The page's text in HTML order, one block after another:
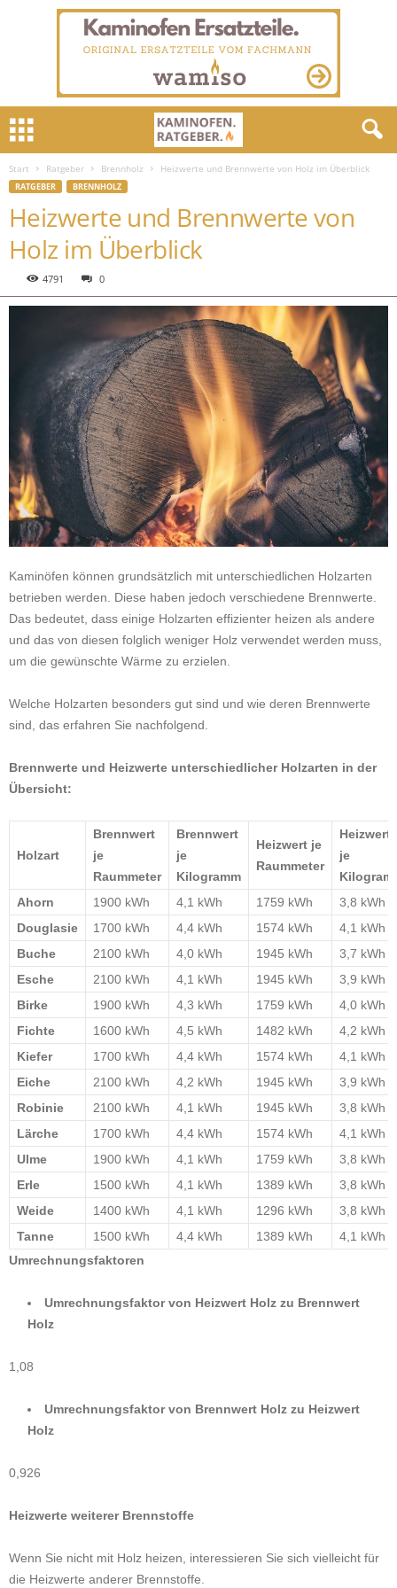
Start Ratgeber Brennholz Heizwerte und Brennwerte von Holz im Überblick
RATGEBER BRENNHOLZ
Heizwerte und Brennwerte von
Holz im Überblick
4791 0
Kaminöfen können grundsätzlich mit unterschiedlichen Holzarten
betrieben werden. Diese haben jedoch verschiedene Brennwerte.
Das bedeutet, dass einige Holzarten effizienter heizen als andere
und das von diesen folglich weniger Holz verwendet werden muss,
um die gewünschte Wärme zu erzielen.
Welche Holzarten besonders gut sind und wie deren Brennwerte
sind, das erfahren Sie nachfolgend.
Brennwerte und Heizwerte unterschiedlicher Holzarten in der
Übersicht:
Holzart
Brennwert
je
Raummeter
Brennwert
je
Kilogramm
Heizwert je
Raummeter
Heizwert
je
Ahorn
1900 kWh 4,1 kWh 1759 kWh
3,8 kWh
Douglasie
1700 kWh 4,4 kWh 1574 kWh
4,1 kWh
Buche
2100 kWh 4,0 kWh 1945 kWh
3,7 kWh
Esche
2100 kWh 4,1 kWh 1945 kWh
3,9 kWh
Birke
1900 kWh 4,3 kWh 1759 kWh
4,0 kWh
Fichte
1600 kWh 4,5 kWh 1482 kWh
4,2 kWh
Kiefer
1700 kWh 4,4 kWh 1574 kWh
4,1 kWh
Eiche
2100 kWh 4,2 kWh 1945 kWh
3,9 kWh
Robinie
2100 kWh 4,1 kWh 1945 kWh
3,8 kWh
Lärche
1700 kWh 4,4 kWh 1574 kWh
4,1 kWh
Ulme
1900 kWh 4,1 kWh 1759 kWh
3,8 kWh
Erle
1500 kWh 4,1 kWh 1389 kWh
3,8 kWh
Weide
1400 kWh 4,1 kWh 1296 kWh
3,8 kWh
Tanne
1500 kWh 4,4 kWh 1389 kWh
4,1 kWh
Umrechnungsfaktoren
Umrechnungsfaktor von Heizwert Holz zu Brennwert
Holz
1,08
Umrechnungsfaktor von Brennwert Holz zu Heizwert
Holz
0,926
Heizwerte weiterer Brennstoffe
Wenn Sie nicht mit Holz heizen, interessieren Sie sich vielleicht für
die Heizwerte anderer Brennstoffe.